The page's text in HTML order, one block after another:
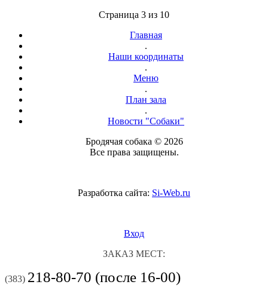
Страница 3 из 10
Главная
.
Наши координаты
.
Меню
.
План зала
.
Новости "Собаки"
Бродячая собака © 2026
Все права защищены.
Разработка сайта: Si-Web.ru
Вход
ЗАКАЗ МЕСТ:
(383) 218-80-70 (после 16-00)